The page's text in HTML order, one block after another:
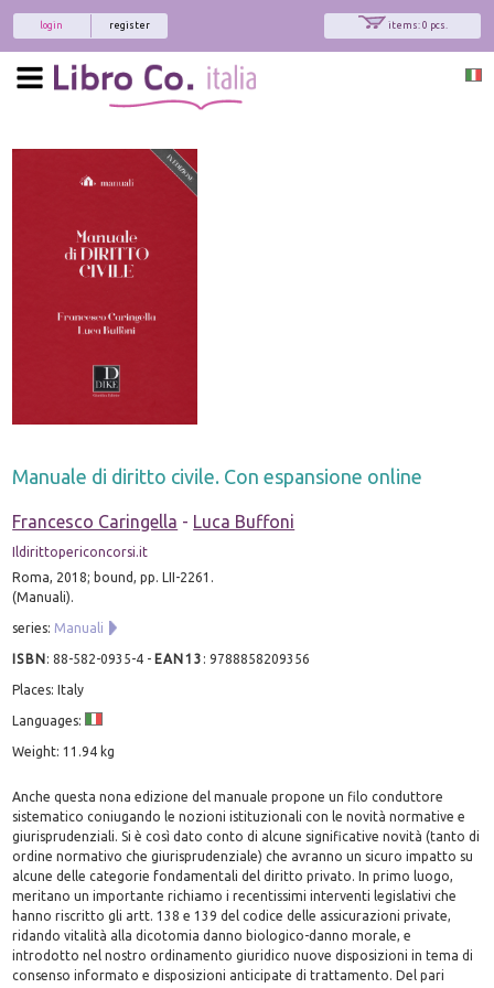
items: 0 pcs.
register
login
Manuale di diritto civile. Con espansione online
Francesco Caringella - Luca Buffoni
Ildirittopericoncorsi.it
Roma, 2018; bound, pp. LII-2261.
(Manuali).
series: Manuali
ISBN:88-582-0935-4 - EAN13 :9788858209356
Places: Italy
Languages:
Weight: 11.94 kg
Anche questa nona edizione del manuale propone un filo conduttore
sistematico coniugando le nozioni istituzionali con le novità normative e
giurisprudenziali. Si è così dato conto di alcune significative novità (tanto di
ordine normativo che giurisprudenziale) che avranno un sicuro impatto su
alcune delle categorie fondamentali del diritto privato. In primo luogo,
meritano un importante richiamo i recentissimi interventi legislativi che
hanno riscritto gli artt. 138 e 139 del codice delle assicurazioni private,
ridando vitalità alla dicotomia danno biologico-danno morale, e
introdotto nel nostro ordinamento giuridico nuove disposizioni in tema di
consenso informato e disposizioni anticipate di trattamento. Del pari